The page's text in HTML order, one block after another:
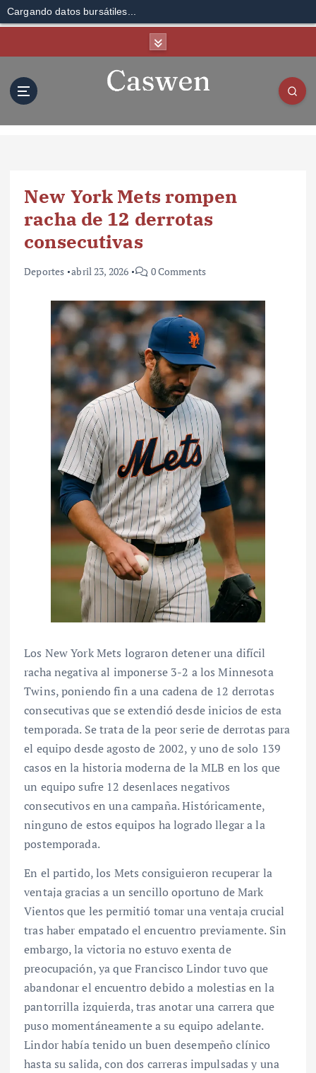
Cargando datos bursátiles...
New York Mets rompen
racha de 12 derrotas
consecutivas
Deportes abril 23, 2026 0 Comments
Los New York Mets lograron detener una difícil
racha negativa al imponerse 3-2 a los Minnesota
Twins, poniendo fin a una cadena de 12 derrotas
consecutivas que se extendió desde inicios de esta
temporada. Se trata de la peor serie de derrotas para
el equipo desde agosto de 2002, y uno de solo 139
casos en la historia moderna de la MLB en los que
un equipo sufre 12 desenlaces negativos
consecutivos en una campaña. Históricamente,
ninguno de estos equipos ha logrado llegar a la
postemporada.
En el partido, los Mets consiguieron recuperar la
ventaja gracias a un sencillo oportuno de Mark
Vientos que les permitió tomar una ventaja crucial
tras haber empatado el encuentro previamente. Sin
embargo, la victoria no estuvo exenta de
preocupación, ya que Francisco Lindor tuvo que
abandonar el encuentro debido a molestias en la
pantorrilla izquierda, tras anotar una carrera que
puso momentáneamente a su equipo adelante.
Lindor había tenido un buen desempeño clínico
hasta su salida, con dos carreras impulsadas y una